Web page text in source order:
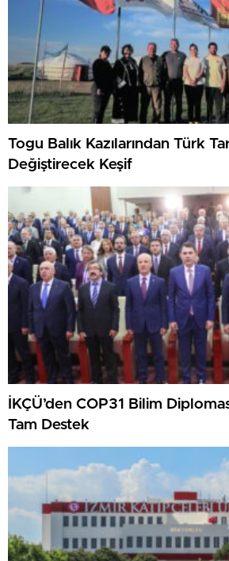
Togu Balık Kazılarından Türk
Değiştirecek Keşif
İKÇÜ’den COP31 Bilim
Tam Destek